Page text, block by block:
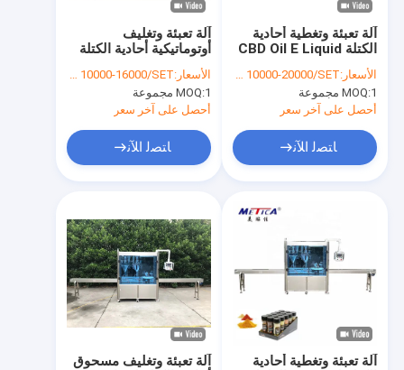
آلة تعبئة وتغليف
أوتوماتيكية أحادية الكتلة
لمسحوق حار
الأسعار:USD 10000-16000/SET
MOQ:1 مجموعة
أحصل على آخر سعر
ﺎﺘﺼﻟ ﺍﻶﻧ
آلة تعبئة وتغطية أحادية
الكتلة CBD Oil E Liquid
الأسعار:USD 10000-20000/SET
MOQ:1 مجموعة
أحصل على آخر سعر
ﺎﺘﺼﻟ ﺍﻶﻧ
آلة تعبئة وتغليف مسحوق
آلة تعبئة وتغطية أحادية